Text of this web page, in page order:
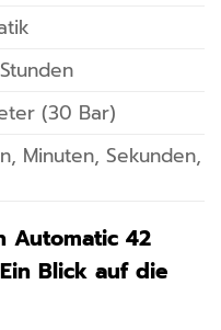
(30 Bar)
Minuten, Sekunden,
Automatic 42
Ein Blick auf die